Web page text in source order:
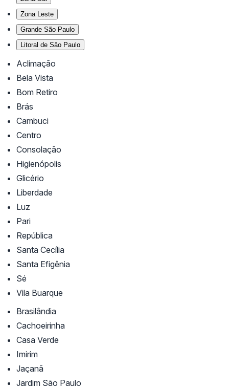
Zona Leste
Grande São Paulo
Litoral de São Paulo
Aclimação
Bela Vista
Bom Retiro
Brás
Cambuci
Centro
Consolação
Higienópolis
Glicério
Liberdade
Luz
Pari
República
Santa Cecília
Santa Efigênia
Sé
Vila Buarque
Brasilândia
Cachoeirinha
Casa Verde
Imirim
Jaçanã
Jardim São Paulo